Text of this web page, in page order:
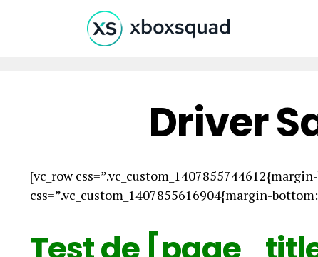
Driver
[vc_row
css=”.vc_custom_1407855616904{margin-